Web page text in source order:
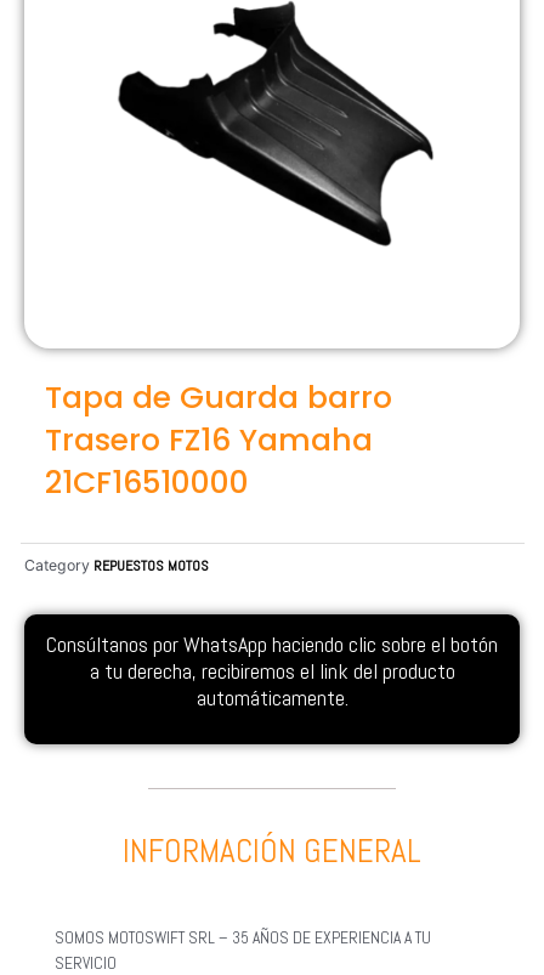
Tapa de Guarda barro
Trasero FZ16 Yamaha
21CF16510000
Category REPUESTOS MOTOS
Consúltanos por WhatsApp haciendo clic sobre el botón
a tu derecha, recibiremos el link del producto
automáticamente.
INFORMACIÓN GENERAL
SOMOS MOTOSWIFT SRL – 35 AÑOS DE EXPERIENCIA A TU
SERVICIO